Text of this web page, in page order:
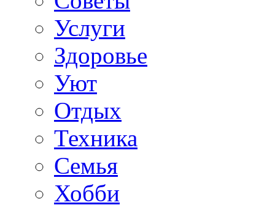
Услуги
Здоровье
Уют
Отдых
Техника
Семья
Хобби